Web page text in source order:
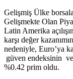
Gelişmiş Ülke
Gelişmekte Olan
Latin Amerika
karşı değer
nedeniyle, Euro’ya
güven endeksinin ve
%0.42 prim oldu.